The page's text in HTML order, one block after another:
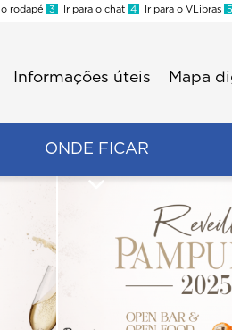
o rodapé 3 Ir para o chat 4 Ir para o VLibras 5
Informações úteis Mapa
ONDE FICAR